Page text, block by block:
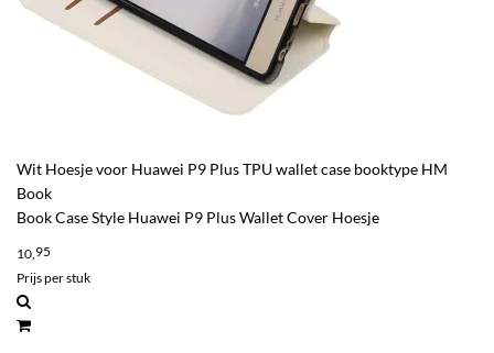
Wit Hoesje voor Huawei P9 Plus TPU wallet case booktype HM
Book
Book Case Style Huawei P9 Plus Wallet Cover Hoesje
10,95
Prijs per stuk